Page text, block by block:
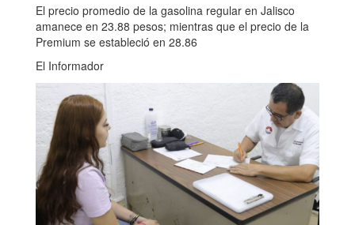
El precio promedio de la gasolina regular en Jalisco
amanece en 23.88 pesos; mientras que el precio de la
Premium se estableció en 28.86
El Informador